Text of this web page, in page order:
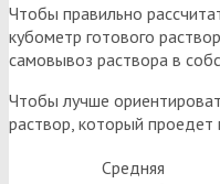
Чтобы правильно
кубометр готового
самовывоз раствора в
Чтобы лучше
раствор, который
Средняя